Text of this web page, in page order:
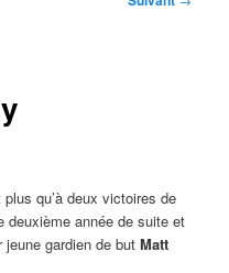
qu’à deux victoires de
deuxième année de suite et
jeune gardien de butMatt